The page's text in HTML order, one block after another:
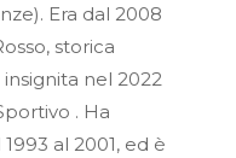
Era dal 2008
storica
nel 2022
. Ha
1993 al 2001, ed è